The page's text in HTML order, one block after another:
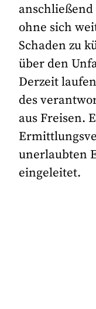
ohne sich
Schaden zu
über den
Derzeit
des
aus Freisen.
unerlaubten
eingeleitet.